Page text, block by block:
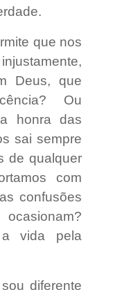
que nos
Deus, que
Ou
honra das
sai sempre
de qualquer
com
confusões
vida pela
diferente